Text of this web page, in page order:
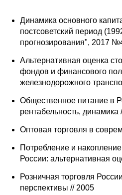
Проблемы
О журнале
Номера журналов
Информация для
Стандарты
Научные труды
Динамика основного
постсоветский период
прогнозирования", 2017
Альтернативная оценка
фондов и финансового
железнодорожного
Общественное питание в
рентабельность, динамика
Оптовая торговля в
Потребление и
России: альтернативная
Розничная торговля
перспективы // 2005